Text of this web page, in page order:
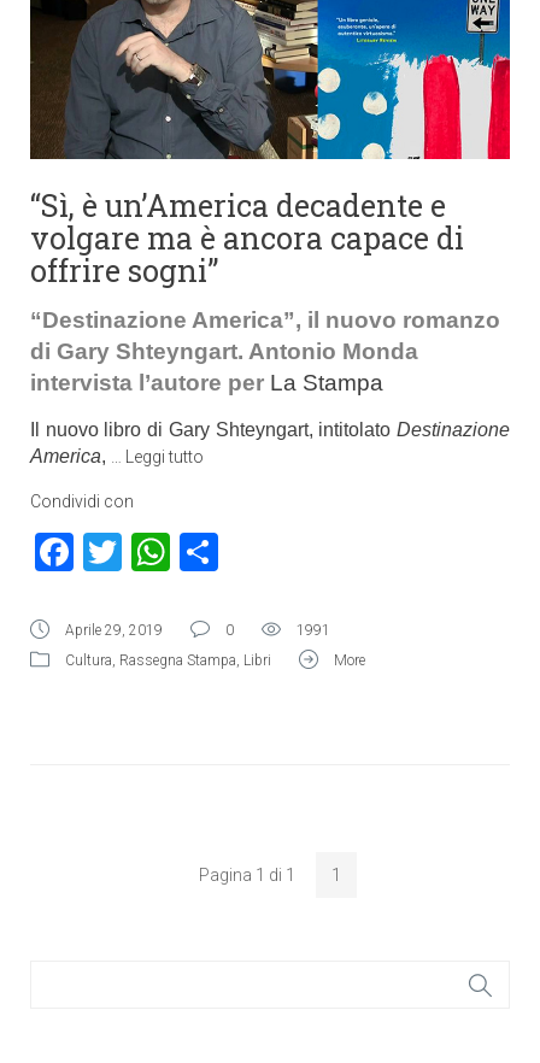
“Sì, è un’America decadente e
volgare ma è ancora capace di
offrire sogni”
“Destinazione America”, il nuovo romanzo
di Gary Shteyngart. Antonio Monda
intervista l’autore per La Stampa
Il nuovo libro di Gary Shteyngart, intitolato Destinazione
America, Leggi tutto
Condividi con
Facebook
TwitterWhatsApp
Aprile 29, 2019 0
1991
Cultura, Rassegna Stampa, Libri More
Pagina 1 di 1 1